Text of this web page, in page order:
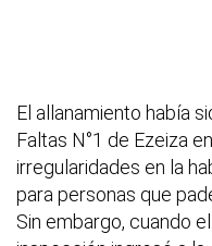
El allanamiento había
Faltas N°1 de Ezeiza
irregularidades en la
para personas que
Sin embargo, cuando